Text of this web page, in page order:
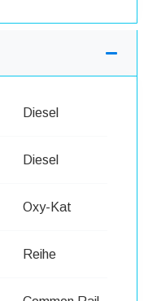
Diesel
Diesel
Oxy-Kat
Reihe